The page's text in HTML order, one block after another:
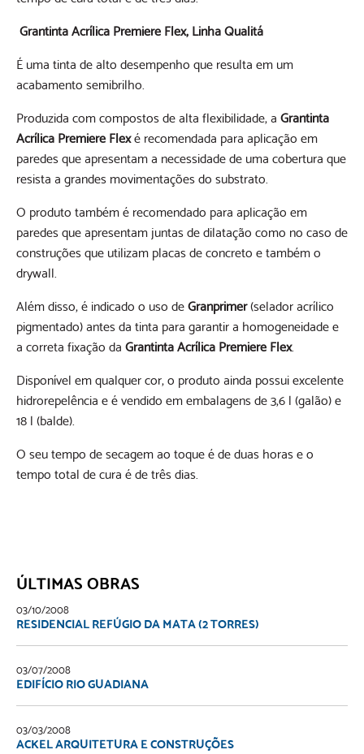
Grantinta Acrílica Premiere Flex, Linha Qualitá
É uma tinta de alto desempenho que resulta em um
acabamento semibrilho.
Produzida com compostos de alta flexibilidade, aGrantinta
Acrílica Premiere Flexé recomendada para aplicação em
paredes que apresentam a necessidade de uma cobertura que
resista a grandes movimentações do substrato.
O produto também é recomendado para aplicação em
paredes que apresentam juntas de dilatação como no caso de
construções que utilizam placas de concreto e também o
drywall.
Além disso, é indicado o uso deGranprimer(selador acrílico
pigmentado) antes da tinta para garantir a homogeneidade e
a correta fixação daGrantinta Acrílica Premiere Flex.
Disponível em qualquer cor, o produto ainda possui excelente
hidrorepelência e é vendido em embalagens de 3,6 l (galão) e
18 l (balde).
O seu tempo de secagem ao toque é de duas horas e o
tempo total de cura é de três dias.
ÚLTIMAS OBRAS
03/10/2008
RESIDENCIAL REFÚGIO DA MATA (2 TORRES)
03/07/2008
EDIFÍCIO RIO GUADIANA
03/03/2008
ACKEL ARQUITETURA E CONSTRUÇÕES